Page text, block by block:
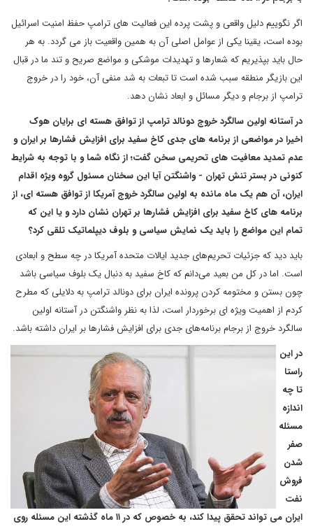
اگر نگوییم دلیل واقعی و پشت پرده این فعالیت های ترامپ حفظ امنیت اسرائیل
بوده است، یقینا یکی از عوامل اصلی آن به همین واقعیت باز می گردد. به هر
حال باید بپذیریم که شعارها و تهدیدات موشکی و مواضع صریح و تند ما در قبال
این بازیگر منطقه سبب شده است تا تبعات به شد منفی آن، خود را در خروج
ترامپ از برجام و دیگر مسائل و ابعاد نشان دهد.
در آستانه اولین سالگرد خروج دونالد ترامپ از توافق هسته ای برایان هوک
اخیرا در مواضعی از برنامه های جدی کاخ سفید برای افزایش فشارها بر ایران و
عدم تمدید معافیت های تحریمی سخن گفت؛ از نگاه شما و با توجه به شرایط
کنونی در بستر تنش تهران - واشنگتن آیا این سخنان مسئول گروه ویژه اقدام
ایران، آن هم یک ماه مانده به اولین سالگرد خروج آمریکا از توافق هسته ای، از
برنامه های کاخ سفید برای افزایش فشارها بر تهران نشان دارد و یا این که
تمام این مواضع را باید یک نمایش سیاسی و بلوف دیپلماتیک تلقی کرد؟
باید دید که جزئیات تحریم‌های جدید ایالات متحده آمریکا در چه سطح و ابعادی
است. اما در کل من بعید می‌دانم که کاخ سفید به دنبال یک بلوف سیاسی باشد
چون بستن و مختومه کردن پرونده ایران برای دونالد ترامپ به دلایلی که مطرح
کردم از اهمیت ویژه ای برخوردار است، لذا به نظر واشنگتن در آستانه اولین
سالگرد خروج از برجام برنامه‌های جدی برای افزایش فشارها بر ایران داشته باشد.
در این
راستا
تا چه
اندازه
مسئله
صفر
شدن
فروش
نفت
ایران می تواند تحقق پیدا کند، به خصوص که در ۱۱ ماه گذشته این مسئله روی